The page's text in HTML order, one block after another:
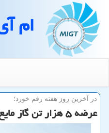
ام
در آخرین روز هفته رقم خورد؛
عرضه ۵ هزار تن گاز مایع در بورس انرژی ایران